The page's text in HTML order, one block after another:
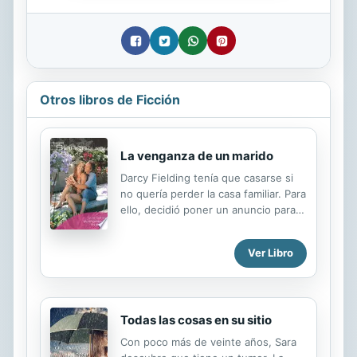
Otros libros de Ficción
La venganza de un marido
Darcy Fielding tenía que casarse si
no quería perder la casa familiar. Para
ello, decidió poner un anuncio para
estaba a punto de sufrir las
consecuencias de una noche de
que lo sedujo, le robó y después
desapareció. Aquella mujer había
puesto un anuncio para encontrar
Ver Libro
Todas las cosas en su sitio
Con poco más de veinte años, Sara